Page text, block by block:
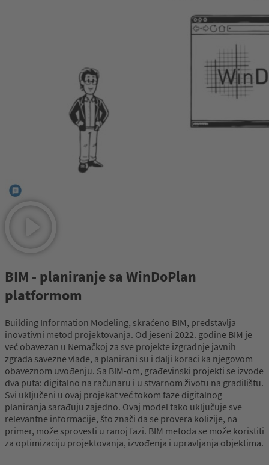
BIM - planiranje sa WinDoPlan
platformom
Building Information Modeling, skraćeno BIM, predstavlja
inovativni metod projektovanja. Od jeseni 2022. godine BIM je
već obavezan u Nemačkoj za sve projekte izgradnje javnih
zgrada savezne vlade, a planirani su i dalji koraci ka njegovom
obaveznom uvođenju. Sa BIM-om, građevinski projekti se izvode
dva puta: digitalno na računaru i u stvarnom životu na gradilištu.
Svi uključeni u ovaj projekat već tokom faze digitalnog
planiranja sarađuju zajedno. Ovaj model tako uključuje sve
relevantne informacije, što znači da se provera kolizije, na
primer, može sprovesti u ranoj fazi. BIM metoda se može koristiti
za optimizaciju projektovanja, izvođenja i upravljanja objektima.